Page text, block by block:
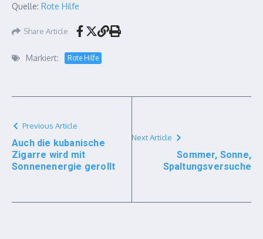
Quelle: Rote Hilfe
Share Article
Markiert: Rote Hilfe
Previous Article
Auch die kubanische
Zigarre wird mit
Sonnenenergie gerollt
Next Article
Sommer, Sonne,
Spaltungsversuche